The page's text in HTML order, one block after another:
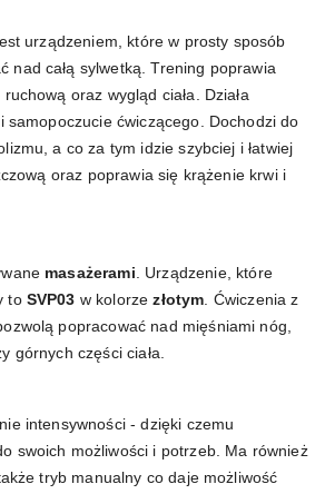
urządzeniem, które w prosty sposób
nad całą sylwetką. Trening poprawia
oraz wygląd ciała. Działa
samopoczucie ćwiczącego. Dochodzi do
a co za tym idzie szybciej i łatwiej
oraz poprawia się krążenie krwi i
masażerami . Urządzenie, które
to SVP03 w kolorzezłotym . Ćwiczenia z
popracować nad mięśniami nóg,
górnych części ciała.
intensywności - dzięki czemu
swoich możliwości i potrzeb. Ma również
tryb manualny co daje możliwość